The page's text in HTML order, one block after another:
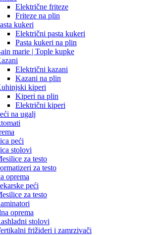
Električne friteze
Friteze na plin
kukeri
Električni pasta kukeri
Pasta kukeri na plin
marie | Tople kupke
Električni kazani
Kazani na plin
kiperi
Kiperi na plin
Električni kiperi
na ugalj
peći
stolovi
za testo
za testo
oprema
peći
za testo
oprema
stolovi
frižideri i zamrzivači